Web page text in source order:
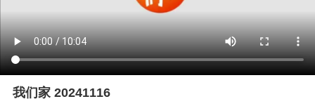
我们家 20241116